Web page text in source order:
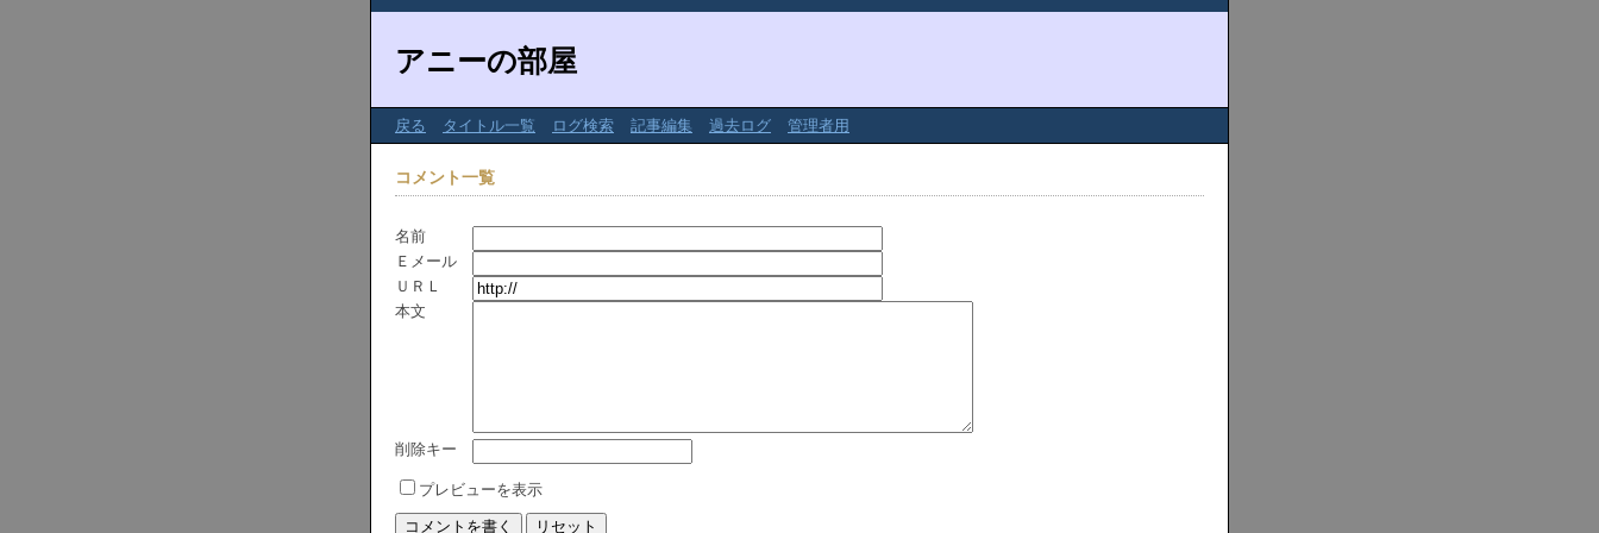
アニーの部屋
戻る タイトル一覧 ログ検索 記事編集 過去ログ 管理者用
コメント一覧
名前
Ｅメール
ＵＲＬ
本文
削除キー
プレビューを表示